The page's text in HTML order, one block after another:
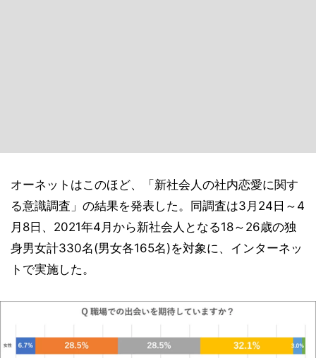
オーネットはこのほど、「新社会人の社内恋愛に関す
る意識調査」の結果を発表した。同調査は3月24日～4
月8日、2021年4月から新社会人となる18～26歳の独
身男女計330名(男女各165名)を対象に、インターネッ
トで実施した。